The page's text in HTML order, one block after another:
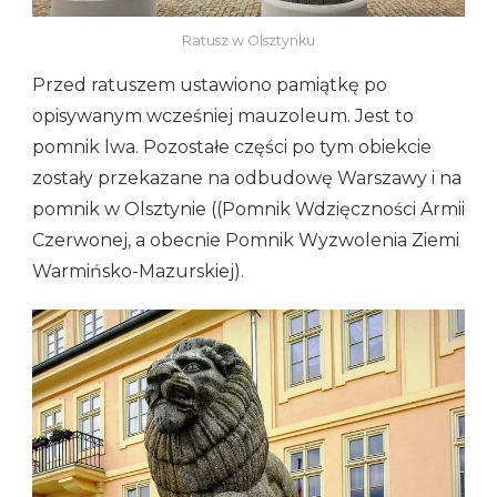
Ratusz w Olsztynku
Przed ratuszem ustawiono pamiątkę po
opisywanym wcześniej mauzoleum. Jest to
pomnik lwa. Pozostałe części po tym obiekcie
zostały przekazane na odbudowę Warszawy i na
pomnik w Olsztynie ((Pomnik Wdzięczności Armii
Czerwonej, a obecnie Pomnik Wyzwolenia Ziemi
Warmińsko-Mazurskiej).